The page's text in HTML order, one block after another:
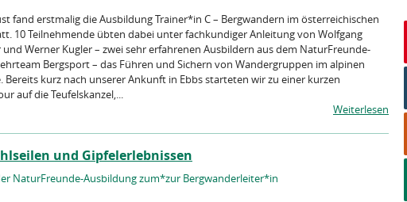
fand erstmalig die Ausbildung Trainer*in C – Bergwandern im österreichischen
10 Teilnehmende übten dabei unter fachkundiger Anlei­tung von Wolfgang
und Werner Kugler – zwei sehr erfahrenen Ausbildern aus dem NaturFreunde-
Bergsport – das Führen und Sichern von Wan­dergruppen im alpinen
Bereits kurz nach unserer Ankunft in Ebbs starteten wir zu einer kurzen
auf die Teufelskan­zel,...
Weiterlesen
und Gipfelerlebnissen
NaturFreunde-Ausbildung zum*zur Bergwanderleiter*in